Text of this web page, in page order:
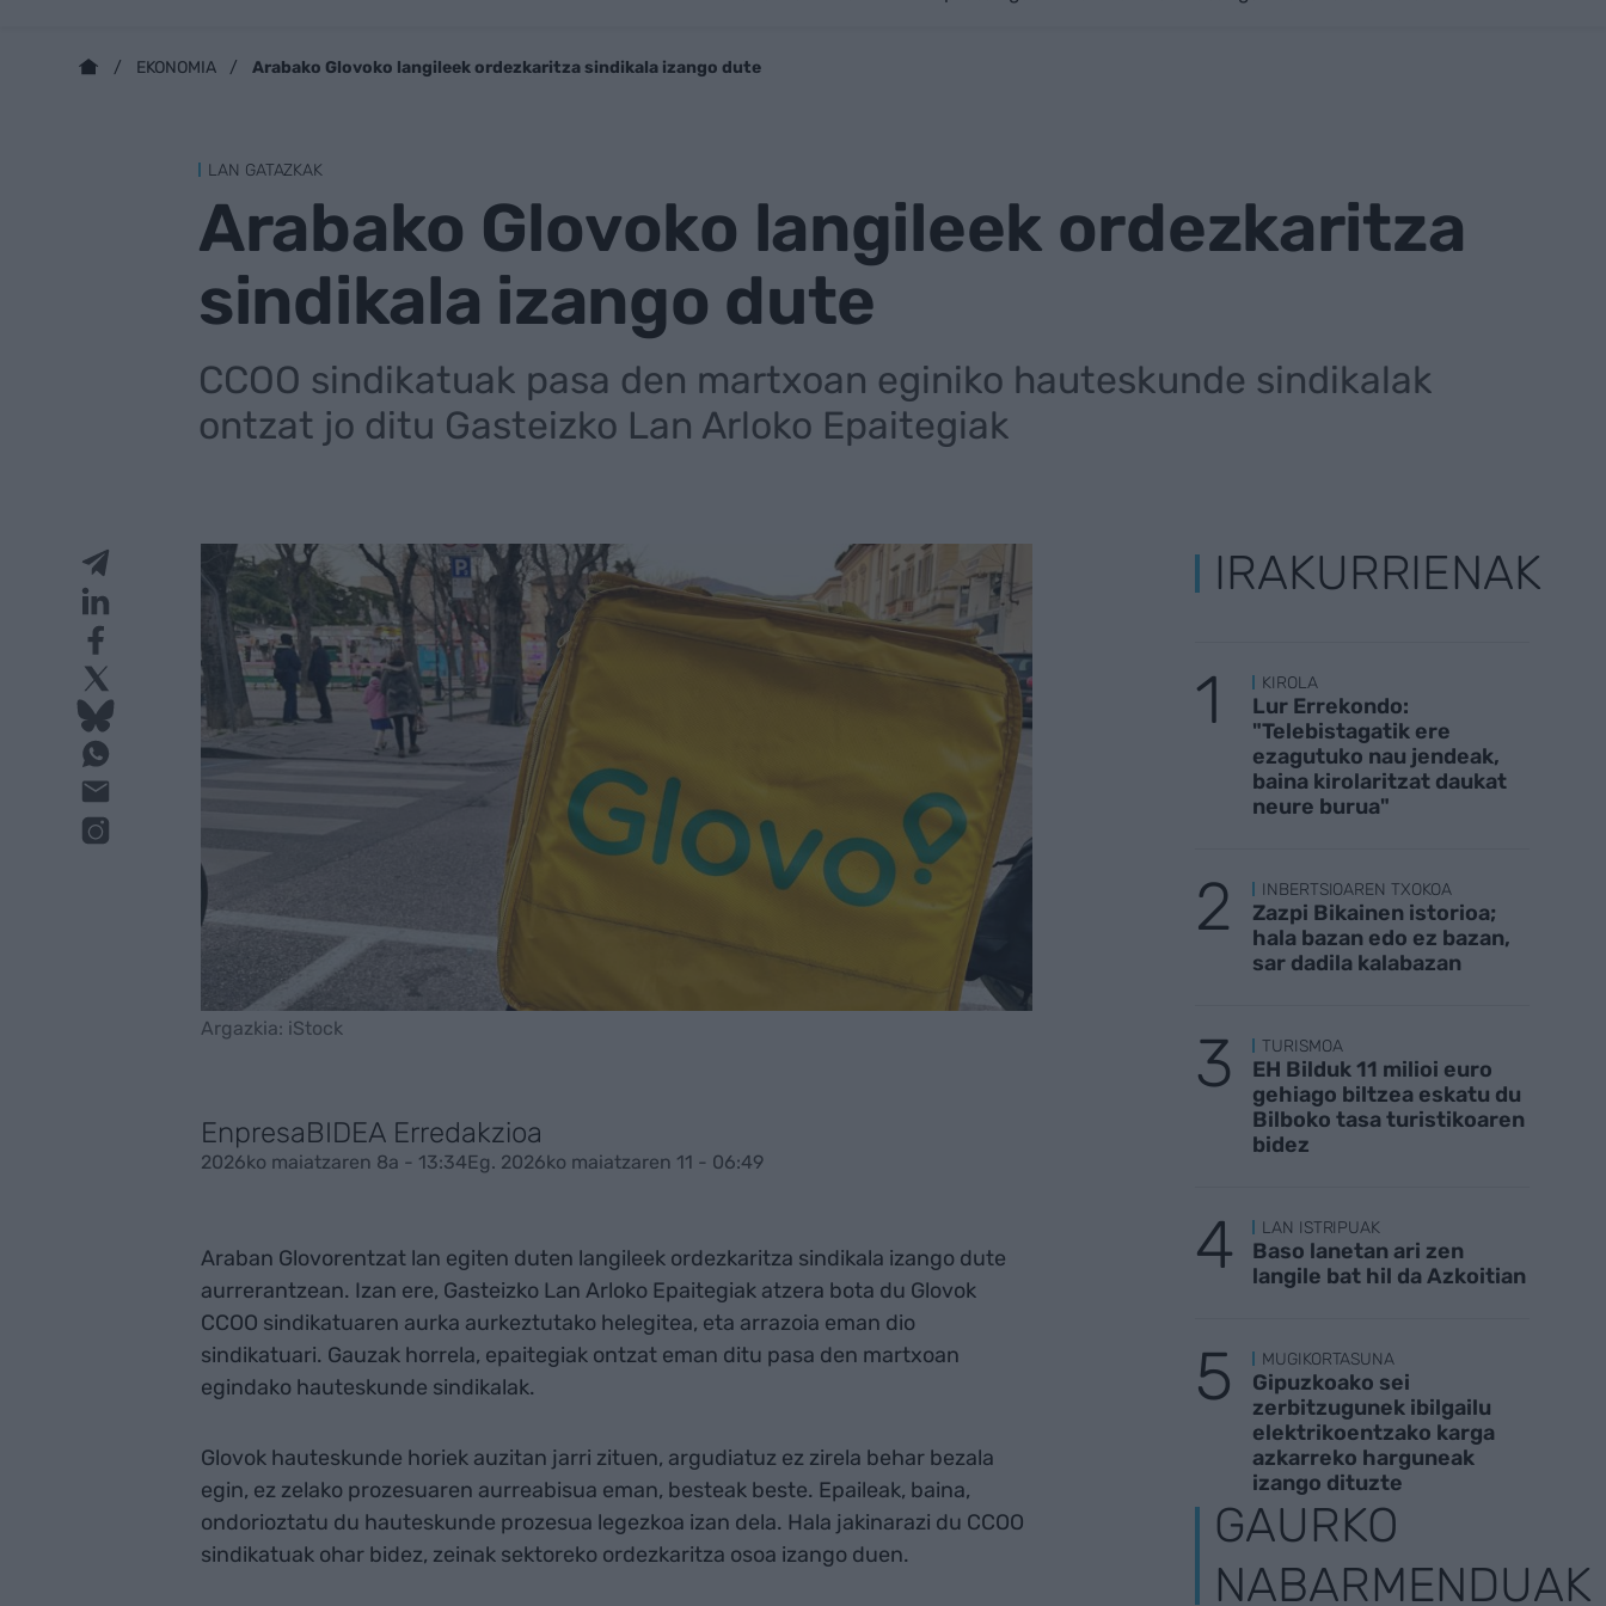
EKONOMIA Arabako Glovoko langileek ordezkaritza sindikala izango dute
LAN GATAZKAK
Arabako Glovoko langileek ordezkaritza
sindikala izango dute
CCOO sindikatuak pasa den martxoan eginiko hauteskunde sindikalak
ontzat jo ditu Gasteizko Lan Arloko Epaitegiak
Argazkia: iStock
EnpresaBIDEA Erredakzioa
2026ko maiatzaren 8a - 13:34Eg. 2026ko maiatzaren 11 - 06:49
Araban Glovorentzat lan egiten duten langileek ordezkaritza sindikala izango dute
aurrerantzean. Izan ere, Gasteizko Lan Arloko Epaitegiak atzera bota du Glovok
CCOO sindikatuaren aurka aurkeztutako helegitea, eta arrazoia eman dio
sindikatuari. Gauzak horrela, epaitegiak ontzat eman ditu pasa den martxoan
egindako hauteskunde sindikalak.
Glovok hauteskunde horiek auzitan jarri zituen, argudiatuz ez zirela behar bezala
egin, ez zelako prozesuaren aurreabisua eman, besteak beste. Epaileak, baina,
ondorioztatu du hauteskunde prozesua legezkoa izan dela. Hala jakinarazi du CCOO
sindikatuak ohar bidez, zeinak sektoreko ordezkaritza osoa izango duen.
IRAKURRIENAK
KIROLA
Lur Errekondo:
"Telebistagatik ere
ezagutuko nau jendeak,
baina kirolaritzat daukat
neure burua"
INBERTSIOAREN TXOKOA
Zazpi Bikainen istorioa;
hala bazan edo ez bazan,
sar dadila kalabazan
TURISMOA
EH Bilduk 11 milioi euro
gehiago biltzea eskatu du
Bilboko tasa turistikoaren
bidez
LAN ISTRIPUAK
Baso lanetan ari zen
langile bat hil da Azkoitian
MUGIKORTASUNA
Gipuzkoako sei
zerbitzugunek ibilgailu
elektrikoentzako karga
azkarreko harguneak
izango dituzte
GAURKO
NABARMENDUAK